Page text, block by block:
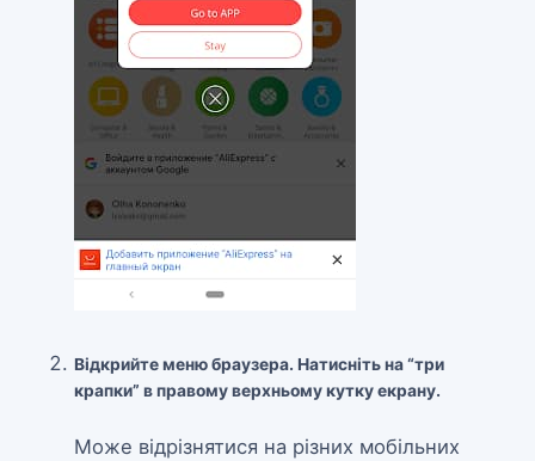
Відкрийте меню браузера. Натисніть на “три
крапки” в правому верхньому кутку екрану.
Може відрізнятися на різних мобільних